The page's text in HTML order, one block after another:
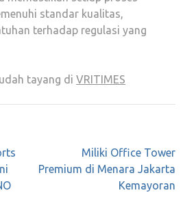
standar kualitas,
terhadap regulasi yang
tayang di VRITIMES
Miliki Office Tower
Premium di Menara Jakarta
Kemayoran